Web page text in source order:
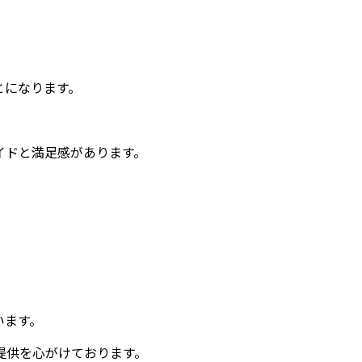
なります。
と満足感があります。
す。
を心がけております。